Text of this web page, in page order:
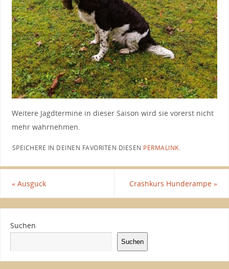
Weitere Jagdtermine in dieser Saison wird sie vorerst nicht
mehr wahrnehmen.
SPEICHERE IN DEINEN FAVORITEN DIESEN PERMALINK.
«Ausguck Crashkurs Hunderampe»
Suchen
Suchen